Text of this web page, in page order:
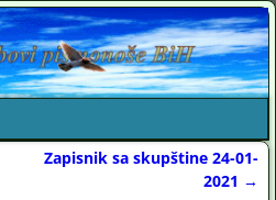
Zapisnik sa skupštine 24-01-
2021 →